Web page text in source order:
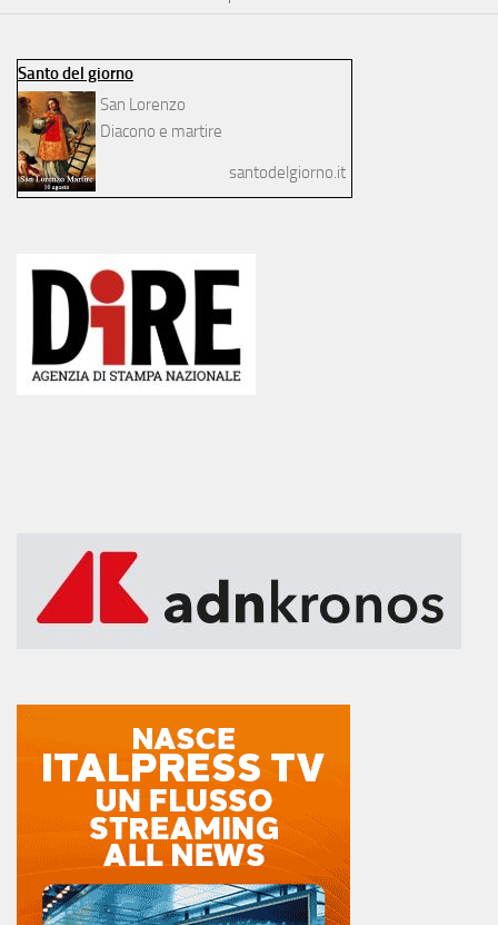
Santo del giorno
San Lorenzo
Diacono e martire
santodelgiorno.it